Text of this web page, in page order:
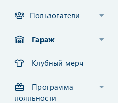
Пользователи
Гараж
Клубный мерч
Программа
лояльности